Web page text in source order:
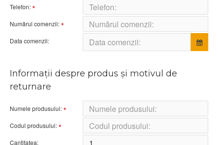
Telefon:
Numărul comenzii:
Data comenzii:
Informaţii despre produs și motivul de
returnare
Numele produsului:
Codul produsului:
Cantitatea: